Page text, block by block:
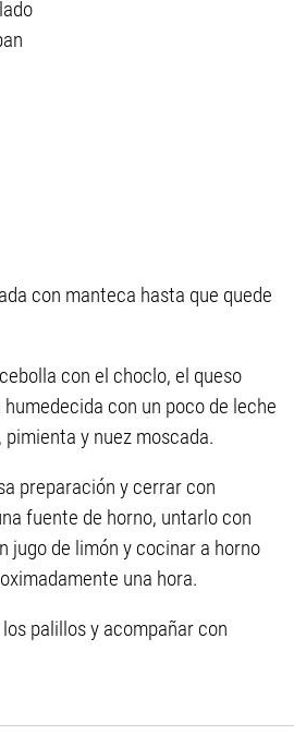
con manteca hasta que quede
con el choclo, el queso
con un poco de leche
y nuez moscada.
preparación y cerrar con
fuente de horno, untarlo con
jugo de limón y cocinar a horno
una hora.
palillos y acompañar con